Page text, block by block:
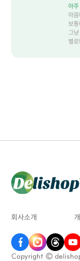
아
마
보
그
별
회사소개
Copyright ©